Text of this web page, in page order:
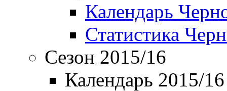
Календарь
Статистика
Сезон 2015/16
Календарь 2015/16